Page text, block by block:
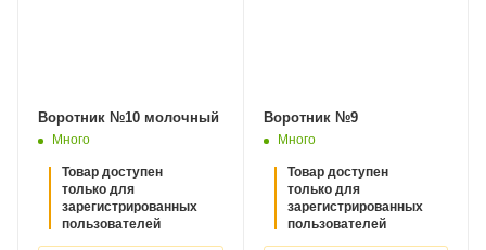
Воротник №10 молочный
Много
Товар доступен
только для
зарегистрированных
пользователей
Воротник №9
Много
Товар доступен
только для
зарегистрированных
пользователей